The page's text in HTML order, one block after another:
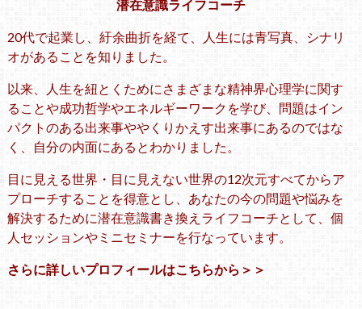
潜在意識ライフコーチ
20代で起業し、紆余曲折を経て、人生には青写真、シナリ
オがあることを知りました。
以来、人生を紐とくためにさまざまな精神界心理学に関す
ることや成功哲学やエネルギーワークを学び、問題はイン
パクトのある出来事ややくりかえす出来事にあるのではな
く、自分の内面にあるとわかりました。
目に見える世界・目に見えない世界の12次元すべてからア
プローチすることを得意とし、あなたの今の問題や悩みを
解決するために潜在意識書き換えライフコーチとして、個
人セッションやミニセミナーを行なっています。
さらに詳しいプロフィールはこちらから＞＞